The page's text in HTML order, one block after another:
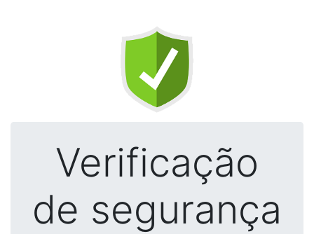
Verificação
de segurança